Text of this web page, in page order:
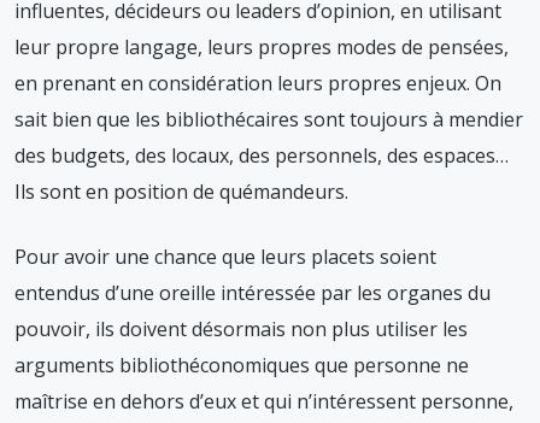
influentes, décideurs ou leaders d’opinion, en utilisant
leur propre langage, leurs propres modes de pensées,
en prenant en considération leurs propres enjeux. On
sait bien que les bibliothécaires sont toujours à mendier
des budgets, des locaux, des personnels, des espaces…
Ils sont en position de quémandeurs.
Pour avoir une chance que leurs placets soient
entendus d’une oreille intéressée par les organes du
pouvoir, ils doivent désormais non plus utiliser les
arguments bibliothéconomiques que personne ne
maîtrise en dehors d’eux et qui n’intéressent personne,